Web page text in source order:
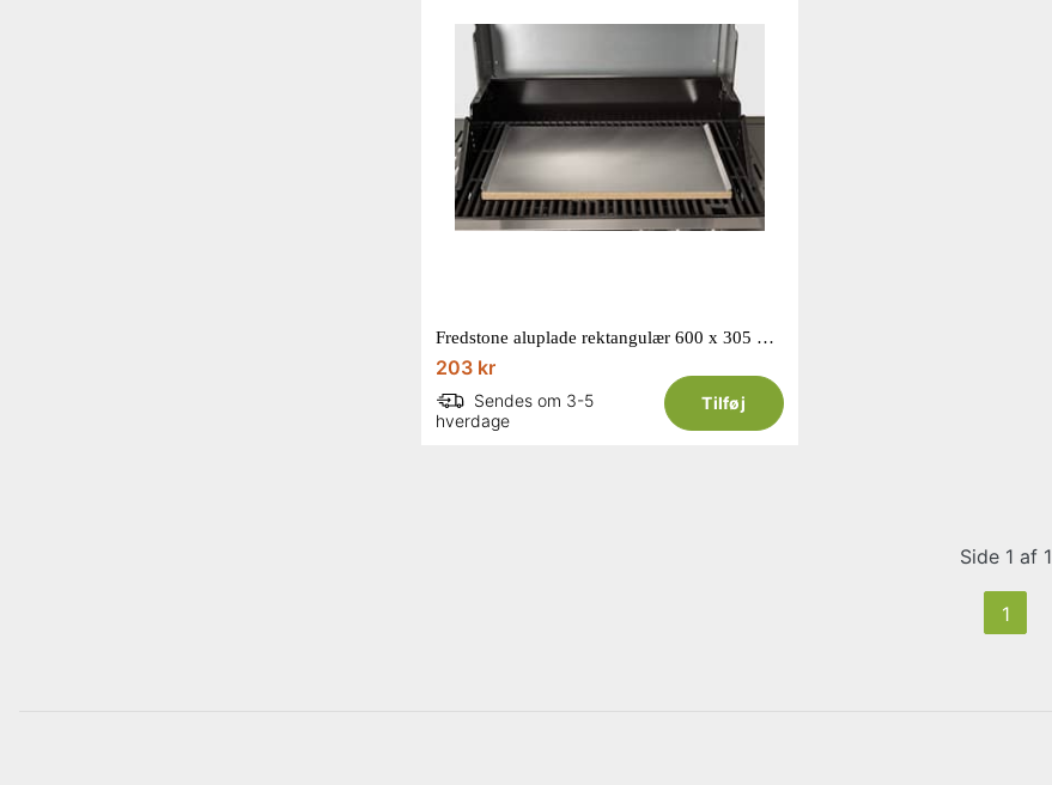
Fredstone aluplade rektangulær 600 x 305 mm
203 kr
Sendes om 3-5
hverdage
Tilføj
Side 1 af 1
1